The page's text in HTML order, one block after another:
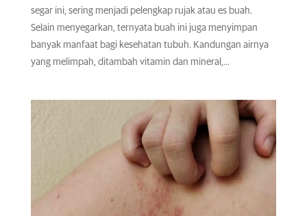
segar ini, sering menjadi pelengkap rujak atau es buah.
Selain menyegarkan, ternyata buah ini juga menyimpan
banyak manfaat bagi kesehatan tubuh. Kandungan airnya
yang melimpah, ditambah vitamin dan mineral,...